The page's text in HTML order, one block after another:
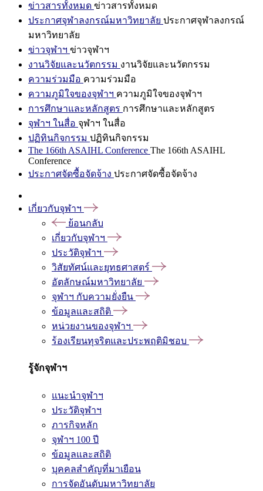
ข่าวสารทั้งหมด ข่าวสารทั้งหมด
ประกาศจุฬาลงกรณ์มหาวิทยาลัย ประกาศจุฬาลงกรณ์
มหาวิทยาลัย
ข่าวจุฬาฯ ข่าวจุฬาฯ
งานวิจัยและนวัตกรรม งานวิจัยและนวัตกรรม
ความร่วมมือ ความร่วมมือ
ความภูมิใจของจุฬาฯ ความภูมิใจของจุฬาฯ
การศึกษาและหลักสูตร การศึกษาและหลักสูตร
จุฬาฯ ในสื่อ จุฬาฯ ในสื่อ
ปฏิทินกิจกรรม ปฏิทินกิจกรรม
The 166th ASAIHL Conference The 166th ASAIHL
Conference
ประกาศจัดซื้อจัดจ้าง ประกาศจัดซื้อจัดจ้าง
เกี่ยวกับจุฬาฯ
ย้อนกลับ
เกี่ยวกับจุฬาฯ
ประวัติจุฬาฯ
วิสัยทัศน์และยุทธศาสตร์
อัตลักษณ์มหาวิทยาลัย
จุฬาฯ กับความยั่งยืน
ข้อมูลและสถิติ
หน่วยงานของจุฬาฯ
ร้องเรียนทุจริตและประพฤติมิชอบ
รู้จักจุฬาฯ
แนะนำจุฬาฯ
ประวัติจุฬาฯ
ภารกิจหลัก
จุฬาฯ 100 ปี
ข้อมูลและสถิติ
บุคคลสำคัญที่มาเยือน
การจัดอันดับมหาวิทยาลัย